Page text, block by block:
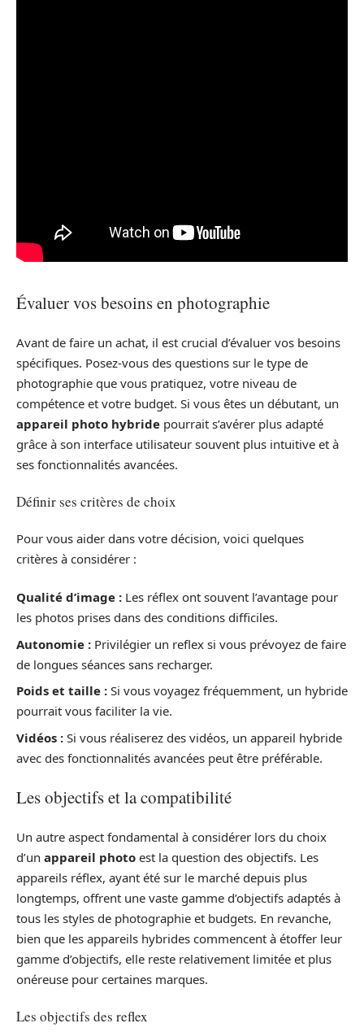
Évaluer vos besoins en photographie
Avant de faire un achat, il est crucial d’évaluer vos besoins
spécifiques. Posez-vous des questions sur le type de
photographie que vous pratiquez, votre niveau de
compétence et votre budget. Si vous êtes un débutant, un
appareil photo hybride pourrait s’avérer plus adapté
grâce à son interface utilisateur souvent plus intuitive et à
ses fonctionnalités avancées.
Définir ses critères de choix
Pour vous aider dans votre décision, voici quelques
critères à considérer :
Qualité d’image : Les réflex ont souvent l’avantage pour
les photos prises dans des conditions difficiles.
Autonomie : Privilégier un reflex si vous prévoyez de faire
de longues séances sans recharger.
Poids et taille : Si vous voyagez fréquemment, un hybride
pourrait vous faciliter la vie.
Vidéos : Si vous réaliserez des vidéos, un appareil hybride
avec des fonctionnalités avancées peut être préférable.
Les objectifs et la compatibilité
Un autre aspect fondamental à considérer lors du choix
d’un appareil photo est la question des objectifs. Les
appareils réflex, ayant été sur le marché depuis plus
longtemps, offrent une vaste gamme d’objectifs adaptés à
tous les styles de photographie et budgets. En revanche,
bien que les appareils hybrides commencent à étoffer leur
gamme d’objectifs, elle reste relativement limitée et plus
onéreuse pour certaines marques.
Les objectifs des reflex